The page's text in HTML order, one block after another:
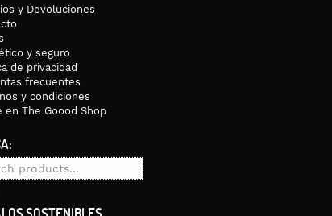
y Devoluciones
y seguro
de privacidad
frecuentes
y condiciones
en The Goood Shop